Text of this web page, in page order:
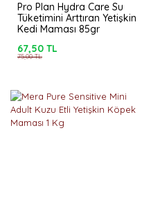
Pro Plan Hydra Care Su
Tüketimini Arttıran Yetişkin
Kedi Maması 85gr
67,50 TL
75,00 TL